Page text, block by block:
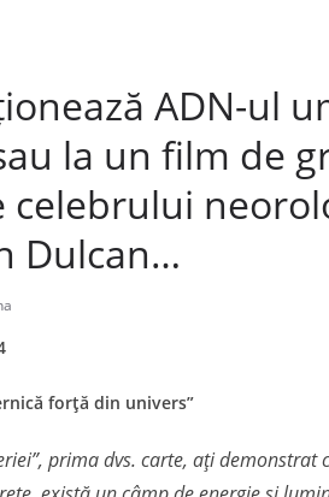
ADN-ul
la un film de
celebrului
Dulcan…
forţă din univers”
prima dvs. carte, aţi